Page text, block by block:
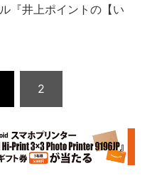
『井上ポイントの【い
2